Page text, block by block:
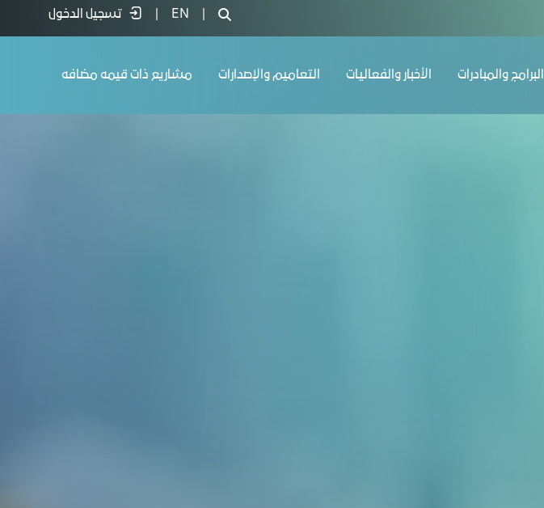
EN تسجيل الدخول
البرامج والمبادرات الأخبار والفعاليات التعاميم والإصدارات مشاريع ذات قيمه مضافه